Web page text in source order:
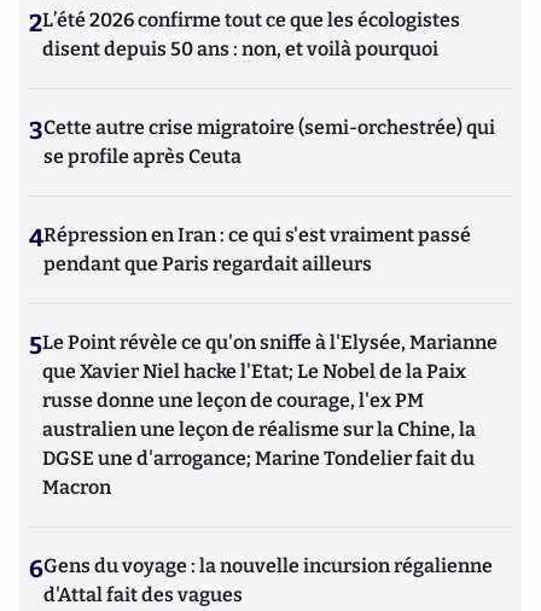
2L’été 2026 confirme tout ce que les écologistes
disent depuis 50 ans : non, et voilà pourquoi
3Cette autre crise migratoire (semi-orchestrée) qui
se profile après Ceuta
4Répression en Iran : ce qui s'est vraiment passé
pendant que Paris regardait ailleurs
5Le Point révèle ce qu'on sniffe à l'Elysée, Marianne
que Xavier Niel hacke l'Etat; Le Nobel de la Paix
russe donne une leçon de courage, l'ex PM
australien une leçon de réalisme sur la Chine, la
DGSE une d'arrogance; Marine Tondelier fait du
Macron
6Gens du voyage : la nouvelle incursion régalienne
d'Attal fait des vagues